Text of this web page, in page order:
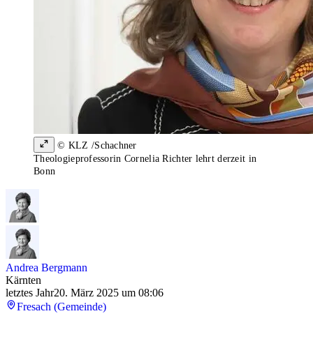
© KLZ /Schachner
Theologieprofessorin Cornelia Richter lehrt derzeit in
Bonn
Andrea Bergmann
Kärnten
letztes Jahr20. März 2025 um 08:06
Fresach (Gemeinde)